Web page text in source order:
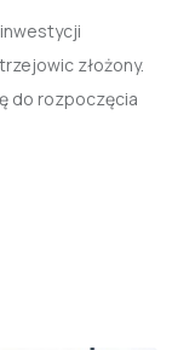
złożony.
do rozpoczęcia